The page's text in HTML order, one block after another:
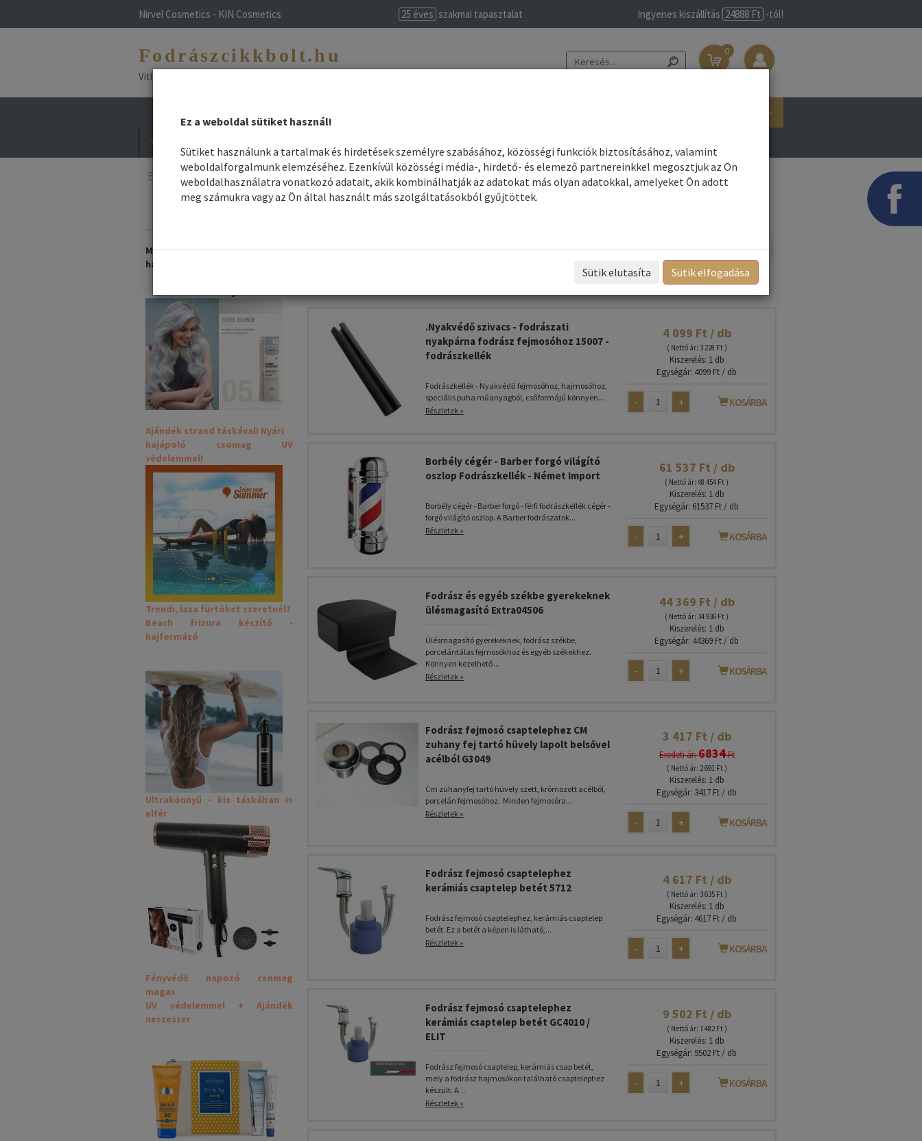
Nirvel Cosmetics - KIN Cosmetics 25 éves szakmai tapasztalat Ingyenes kiszállítás 24888 Ft -tól!
Fodrászcikkbolt.hu
Vitlfarco - Maxima - NHP - Vitael - Levissime
0
Termékek
Főoldal /Webshop /Fodrászbútor/ Fodrász-fejmosó-szék-bútor alkatrészek
Fodrász-fejmosó-szék-bútor alkatrészek
Név szerint
Rendezés:
Összes gyártó
Rendezés - Gyártók - szerint:
.Nyakvédő szivacs - fodrászati
nyakpárna fodrász fejmosóhoz 15007 -
fodrászkellék
Fodrászkellék - Nyakvédő fejmosóhoz, hajmosóhoz,
speciális puha műanyagból, csőformájú könnyen...
Részletek »
4 099 Ft / db
( Nettó ár: 3 228 Ft )
Kiszerelés: 1 db
Egységár: 4099 Ft / db
- + KOSÁRBA
Borbély cégér - Barber forgó világító
oszlop Fodrászkellék - Német Import
Borbély cégér - Barber forgó - férfi fodrászkellék cégér -
forgó világító oszlop. A Barber fodrászatok...
Részletek »
61 537 Ft / db
( Nettó ár: 48 454 Ft )
Kiszerelés: 1 db
Egységár: 61537 Ft / db
- + KOSÁRBA
Fodrász és egyéb székbe gyerekeknek
ülésmagasító Extra04506
Ülésmagasító gyerekeknek, fodrász székbe,
porcelántálas fejmosókhoz és egyéb székekhez.
Könnyen kezelhető...
Részletek »
44 369 Ft / db
( Nettó ár: 34 936 Ft )
Kiszerelés: 1 db
Egységár: 44369 Ft / db
- + KOSÁRBA
Fodrász fejmosó csaptelephez CM
zuhany fej tartó hüvely lapolt belsővel
acélból G3049
Cm zuhanyfej tartó hüvely szett, krómozott acélból,
porcelán fejmosóhoz. Minden fejmosóra...
Részletek »
3 417 Ft / db
Eredeti ár:6834Ft
( Nettó ár: 2 691 Ft )
Kiszerelés: 1 db
Egységár: 3417 Ft / db
- + KOSÁRBA
Fodrász fejmosó csaptelephez
kerámiás csaptelep betét 5712
Fodrász fejmosó csaptelephez, kerámiás csaptelep
betét. Ez a betét a képen is látható,...
Részletek »
4 617 Ft / db
( Nettó ár: 3 635 Ft )
Kiszerelés: 1 db
Egységár: 4617 Ft / db
- + KOSÁRBA
Fodrász fejmosó csaptelephez
kerámiás csaptelep betét GC4010 /
ELIT
Fodrász fejmosó csaptelep, kerámiás csap betét,
mely a fodrász hajmosókon található csaptelephez
készült. A...
Részletek »
9 502 Ft / db
( Nettó ár: 7 482 Ft )
Kiszerelés: 1 db
Egységár: 9502 Ft / db
- + KOSÁRBA
Már ÖN is allergiás a
hajfestésre?
Ajándék strand táskával! Nyári
hajápoló csomag UV
védelemmel!
Trendi, laza fürtöket szeretnél?
Beach frizura készítő -
hajformázó
Ultrakönnyű - kis táskában is
elfér
Fényvédő napozó csomag
magas
UV védelemmel + Ajándék
neszeszer
Ez a weboldal sütiket használ!
Sütiket használunk a tartalmak és hirdetések személyre szabásához, közösségi funkciók biztosításához, valamint
weboldalforgalmunk elemzéséhez. Ezenkívül közösségi média-, hirdető- és elemező partnereinkkel megosztjuk az Ön
weboldalhasználatra vonatkozó adatait, akik kombinálhatják az adatokat más olyan adatokkal, amelyeket Ön adott
meg számukra vagy az Ön által használt más szolgáltatásokból gyűjtöttek.
Sütik elutasíta Sütik elfogadása